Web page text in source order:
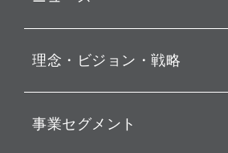
お知らせ
動画配信
理念・ビジョン・戦略
経営理念
事業セグメント